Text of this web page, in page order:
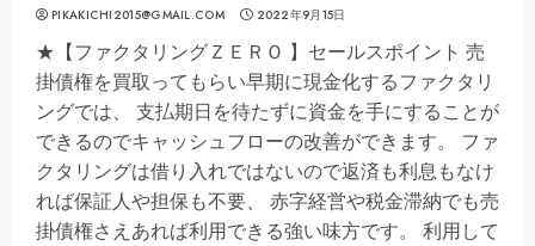
PIKAKICHI2015@GMAIL.COM 2022年9月15日
★【ファクタリングＺＥＲＯ 】セールスポイント 売
掛債権を買取ってもらい早期に現金化するファクタリ
ングでは、 支払期日を待たずに資金を手にすることが
できるのでキャッシュフローの改善ができます。 ファ
クタリングは借り入れではないので返済も利息もなけ
れば保証人や担保も不要、 赤字経営や税金滞納でも売
掛債権さえあれば利用できる強い味方です。 利用して